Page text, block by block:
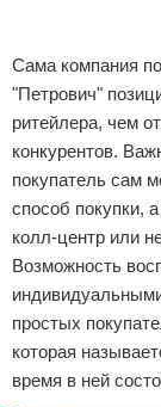
Сама компания
"Петрович"
ритейлера, чем
конкурентов.
покупатель сам
способ покупки,
колл-центр или
Возможность
простых
которая
время в ней